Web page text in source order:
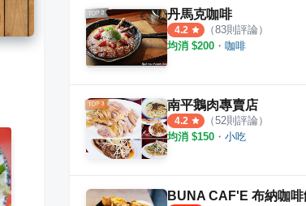
丹馬克咖啡
4.2 （83則評論）
均消 $200 ・ 咖啡
南平鵝肉專賣店
4.2 （52則評論）
均消 $150 ・ 小吃